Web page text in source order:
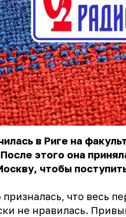
в Риге на
этого она
чтобы
что весь
не нравилась.